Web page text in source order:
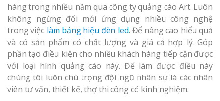
hàng trong nhiều năm qua công ty quảng cáo Art. Luôn
không ngừng đổi mới ứng dụng nhiều công nghệ
trong việc làm bảng hiệu đèn led. Để nâng cao hiểu quả
và có sản phẩm có chất lượng và giá cả hợp lý. Góp
phần tạo điều kiện cho nhiều khách hàng tiếp cận được
với loại hình quảng cáo này. Để làm được điều này
chúng tôi luôn chú trọng đội ngũ nhân sự là các nhân
viên tư vấn, thiết kế, thợ thi công có kinh nghiệm.
Làm Biển
Mica Tại Vinh Lấy
Làm biển
tại Vinh Nghệ An
Làm Biển
Nam Đàn Uy Tín Giá